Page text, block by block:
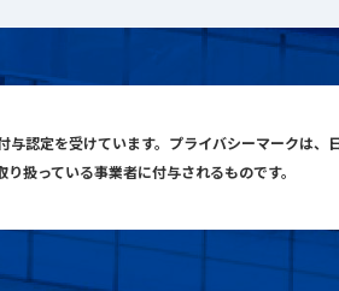
認定を受けています。プライバシーマークは、
扱っている事業者に付与されるものです。